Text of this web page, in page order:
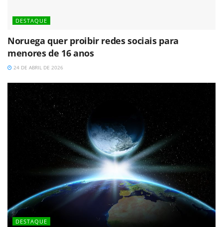
DESTAQUE
Noruega quer proibir redes sociais para
menores de 16 anos
24 DE ABRIL DE 2026
DESTAQUE